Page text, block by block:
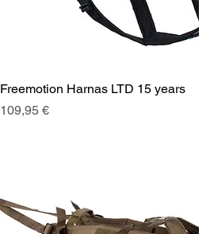
Freemotion Harnas LTD 15 years
Prix
109,95 €